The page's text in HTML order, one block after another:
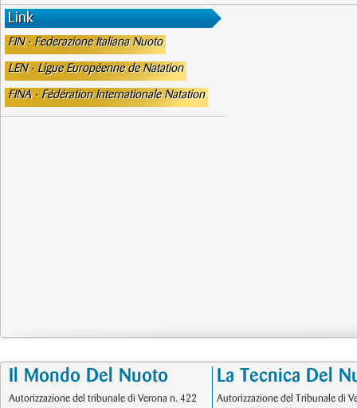
Link
FIN - Federazione Italiana Nuoto
LEN - Ligue Européenne de Natation
FINA - Fédération Internationale Natation
Il Mondo Del Nuoto
Autorizzazione del tribunale di Verona n. 422
La Tecnica Del
Autorizzazione del Tribunale di